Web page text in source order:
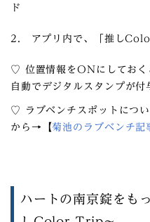
ド
2. アプリ内で、「推し
♡ 位置情報をONにしておく
自動でデジタルスタンプが付
♡ ラブベンチスポットにつ
から→【菊池のラブベンチ記
ハートの南京錠をも